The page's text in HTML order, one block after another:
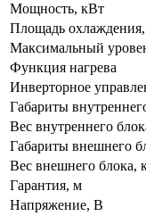
Мощность, кВт
Площадь
Максимальный
Функция нагрева
Инверторное
Габариты
Вес внутреннего
Габариты внешнего
Вес внешнего блока,
Гарантия, м
Напряжение, В